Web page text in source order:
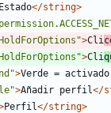
Estado</string>
>Cli
>Cli
>Verde =
>Añadir perfil</
Perfil</string>